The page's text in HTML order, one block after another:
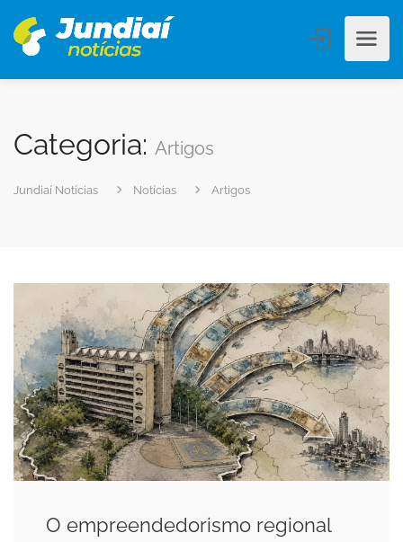
Categoria: Artigos
Jundiaí Notícias Notícias Artigos
O empreendedorismo regional